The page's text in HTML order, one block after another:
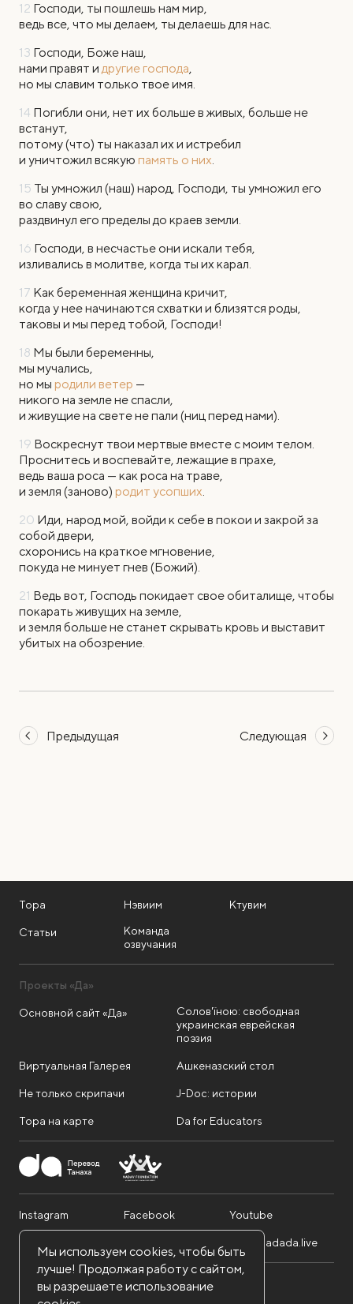
12 Господи, ты пошлешь нам мир,
ведь все, что мы делаем, ты делаешь для нас.
13 Господи, Боже наш,
нами правят и другие господа,
но мы славим только твое имя.
14 Погибли они, нет их больше в живых, больше не
встанут,
потому (что) ты наказал их и истребил
и уничтожил всякую память о них.
15 Ты умножил (наш) народ, Господи, ты умножил его
во славу свою,
раздвинул его пределы до краев земли.
16 Господи, в несчастье они искали тебя,
изливались в молитве, когда ты их карал.
17 Как беременная женщина кричит,
когда у нее начинаются схватки и близятся роды,
таковы и мы перед тобой, Господи!
18 Мы были беременны,
мы мучались,
но мы родили ветер —
никого на земле не спасли,
и живущие на свете не пали (ниц перед нами).
19 Воскреснут твои мертвые вместе с моим телом.
Проснитесь и воспевайте, лежащие в прахе,
ведь ваша роса — как роса на траве,
и земля (заново) родит усопших.
20 Иди, народ мой, войди к себе в покои и закрой за
собой двери,
схоронись на краткое мгновение,
покуда не минует гнев (Божий).
21 Ведь вот, Господь покидает свое обиталище, чтобы
покарать живущих на земле,
и земля больше не станет скрывать кровь и выставит
убитых на обозрение.
Предыдущая Следующая
Тора Нэвиим Ктувим
Статьи
Команда
озвучания
Проекты «Да»
Основной сайт «Да»
Солов'їною: свободная
украинская еврейская
поэзия
Виртуальная Галерея Ашкеназский стол
Не только скрипачи J-Doc: истории
Тора на карте Da for Educators
Instagram Facebook Youtube
info@dadada.live
Nadav Foundation. Все права защищены.
Мы используем cookies, чтобы быть
лучше! Продолжая работу с сайтом,
вы разрешаете использование